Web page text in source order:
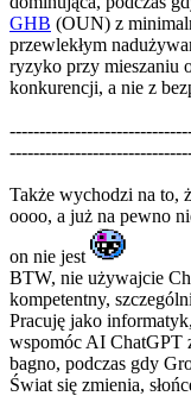
GHB (OUN) z
przewlekłym
ryzyko przy mieszaniu
konkurencji, a nie z
Także wychodzi na to,
oooo, a już na pewno
on nie jest
BTW, nie używajcie
kompetentny,
Pracuję jako
wspomóc AI ChatGPT
bagno, podczas gdy
Świat się zmienia,